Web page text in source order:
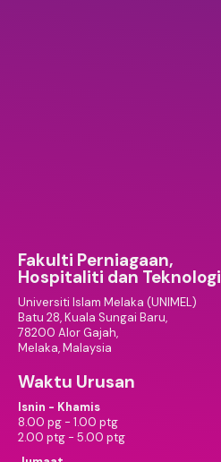
Fakulti Perniagaan,
Hospitaliti dan Teknologi
Universiti Islam Melaka (UNIMEL)
Batu 28, Kuala Sungai Baru,
78200 Alor Gajah,
Melaka, Malaysia
Waktu Urusan
Isnin - Khamis
8.00 pg - 1.00 ptg
2.00 ptg - 5.00 ptg